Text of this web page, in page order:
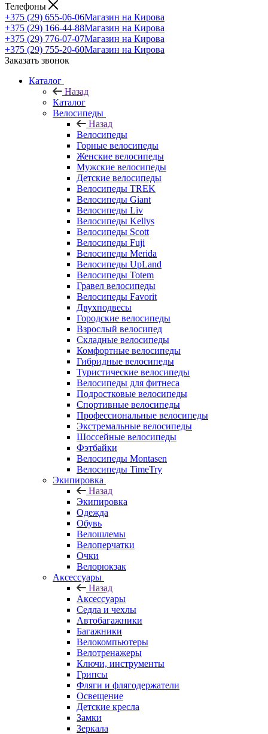
Телефоны
+375 (29) 655-06-06Магазин на Кирова
+375 (29) 166-44-88Магазин на Кирова
+375 (29) 776-07-07Магазин на Кирова
+375 (29) 755-20-60Магазин на Кирова
Заказать звонок
Каталог
Назад
Каталог
Велосипеды
Назад
Велосипеды
Горные велосипеды
Женские велосипеды
Мужские велосипеды
Детские велосипеды
Велосипеды TREK
Велосипеды Giant
Велосипеды Liv
Велосипеды Kellys
Велосипеды Scott
Велосипеды Fuji
Велосипеды Merida
Велосипеды UpLand
Велосипеды Totem
Гравел велосипеды
Велосипеды Favorit
Двухподвесы
Городские велосипеды
Взрослый велосипед
Складные велосипеды
Комфортные велосипеды
Гибридные велосипеды
Туристические велосипеды
Велосипеды для фитнеса
Подростковые велосипеды
Спортивные велосипеды
Профессиональные велосипеды
Экстремальные велосипеды
Шоссейные велосипеды
Фэтбайки
Велосипеды Montasen
Велосипеды TimeTry
Экипировка
Назад
Экипировка
Одежда
Обувь
Велошлемы
Велоперчатки
Очки
Велорюкзак
Аксессуары
Назад
Аксессуары
Седла и чехлы
Автобагажники
Багажники
Велокомпьютеры
Велотренажеры
Ключи, инструменты
Грипсы
Фляги и флягодержатели
Освещение
Детские кресла
Замки
Зеркала